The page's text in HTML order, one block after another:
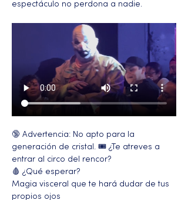
espectáculo no perdona a nadie.
🔞 Advertencia: No apto para la
generación de cristal. 🎟️ ¿Te atreves a
entrar al circo del rencor?
🩸 ¿Qué esperar?
Magia visceral que te hará dudar de tus
propios ojos